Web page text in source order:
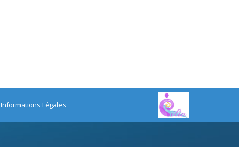
Informations Légales